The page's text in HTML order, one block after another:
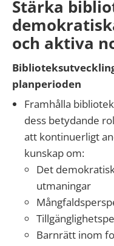
Stärka
och aktiva
planperioden
Framhålla
dess betydande
att kontinuerligt
kunskap om:
Det
utmaningar
Barnrätt inom